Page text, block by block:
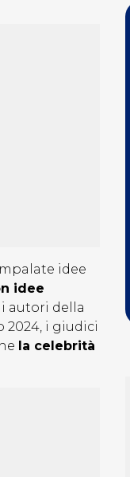
idee
idee
autori della
2024, i giudici
la celebrità